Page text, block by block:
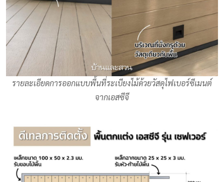
รายละเอียดการออกแบบพื้นที่ระเบียงไม้ด้วยวัสดุไฟเบอร์ซีเมนต์
จากเอสซีจี